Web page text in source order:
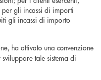
per gli incassi di importi
gli incassi di importo
ha attivato una convenzione
tale sistema di